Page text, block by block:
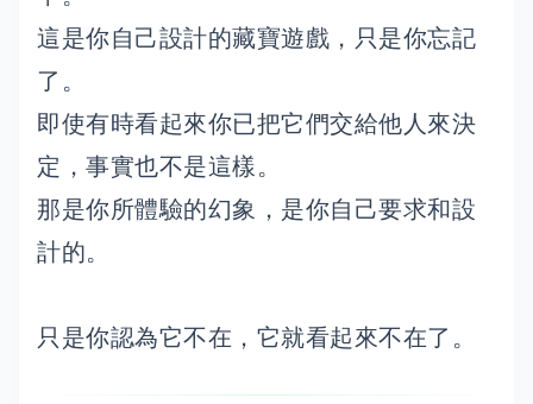
這是你自己設計的藏寶遊戲，只是你忘記
了。
即使有時看起來你已把它們交給他人來決
定，事實也不是這樣。
那是你所體驗的幻象，是你自己要求和設
計的。
只是你認為它不在，它就看起來不在了。